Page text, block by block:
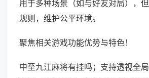
用于多种场景（如与好友对局），
规则，维护公平环境。
聚焦相关游戏功能优势与特色！
中至九江麻将有挂吗；支持透视全